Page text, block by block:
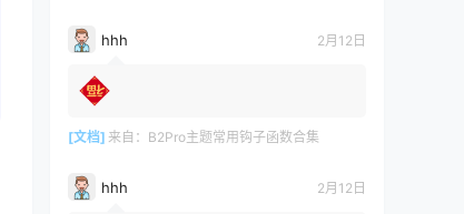
hhh 2月12日
[文档] 来自： B2Pro主题常用钩子函数合集
hhh 2月12日